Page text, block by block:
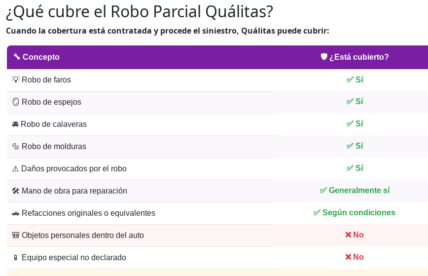
¿Qué cubre el Robo Parcial Quálitas?
Cuando la cobertura está contratada y procede el siniestro, Quálitas puede cubrir:
🔧 Concepto 🛡️ ¿Está cubierto?
💡 Robo de faros ✅ Sí
🪞 Robo de espejos ✅ Sí
🚘 Robo de calaveras ✅ Sí
🔩 Robo de molduras ✅ Sí
⚠️ Daños provocados por el robo ✅ Sí
🛠️ Mano de obra para reparación ✅ Generalmente sí
🚗 Refacciones originales o equivalentes ✅ Según condiciones
🎒 Objetos personales dentro del auto ❌ No
📱 Equipo especial no declarado ❌ No